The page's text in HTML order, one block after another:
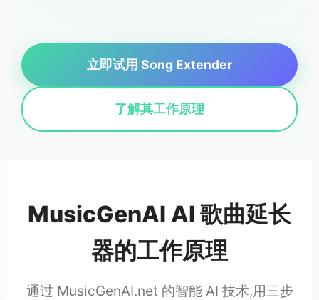
立即试用 Song Extender
了解其工作原理
MusicGenAI AI 歌曲延长
器的工作原理
通过 MusicGenAI.net 的智能 AI 技术,用三步